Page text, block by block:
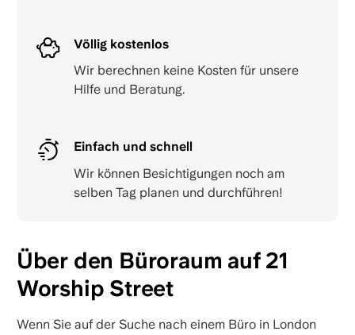
Völlig kostenlos
Wir berechnen keine Kosten für unsere
Hilfe und Beratung.
Einfach und schnell
Wir können Besichtigungen noch am
selben Tag planen und durchführen!
Über den Büroraum auf 21
Worship Street
Wenn Sie auf der Suche nach einem Büro in London